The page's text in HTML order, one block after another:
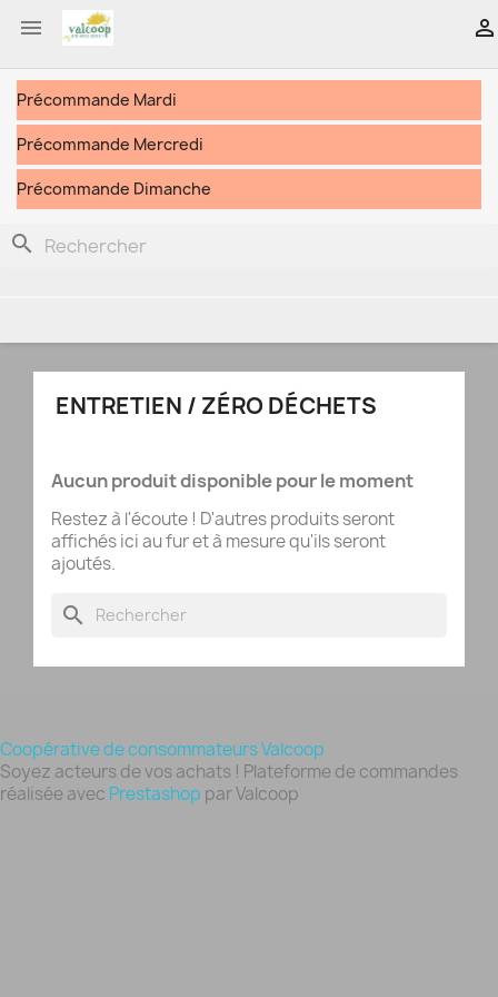
 
Précommande Mardi
Précommande Mercredi
Précommande Dimanche
search
ENTRETIEN / ZÉRO DÉCHETS
Aucun produit disponible pour le moment
Restez à l'écoute ! D'autres produits seront
affichés ici au fur et à mesure qu'ils seront
ajoutés.
search
Coopérative de consommateurs Valcoop
Soyez acteurs de vos achats ! Plateforme de commandes
réalisée avec Prestashop par Valcoop